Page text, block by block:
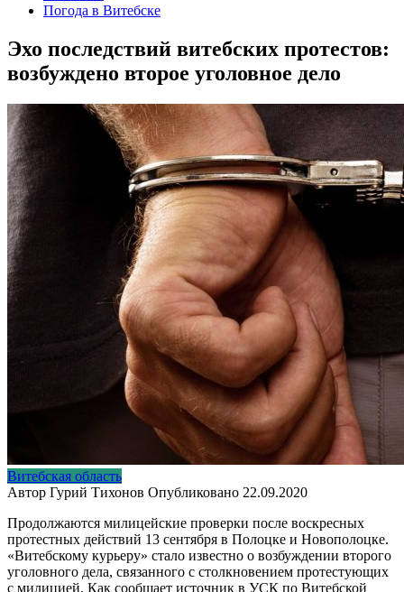
Погода в Витебске
Эхо последствий витебских протестов:
возбуждено второе уголовное дело
Витебская область
Автор Гурий Тихонов Опубликовано 22.09.2020
Продолжаются милицейские проверки после воскресных
протестных действий 13 сентября в Полоцке и Новополоцке.
«Витебскому курьеру» стало известно о возбуждении второго
уголовного дела, связанного с столкновением протестующих
с милицией. Как сообщает источник в УСК по Витебской